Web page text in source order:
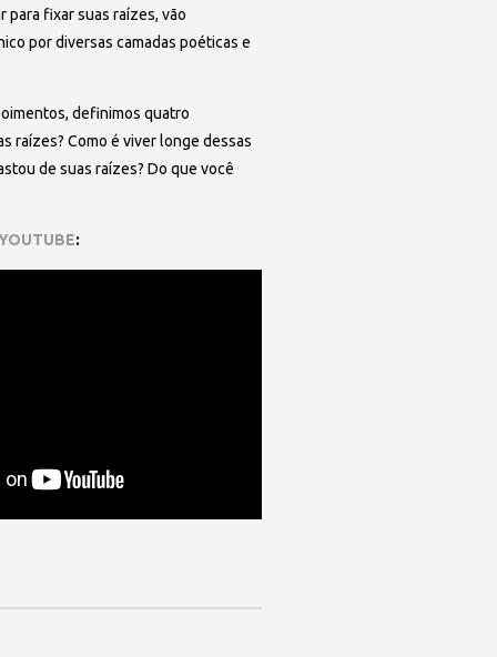
para fixar suas raízes, vão
por diversas camadas poéticas e
definimos quatro
raízes? Como é viver longe dessas
de suas raízes? Do que você
: